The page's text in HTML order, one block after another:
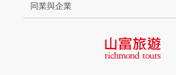
同業與企業